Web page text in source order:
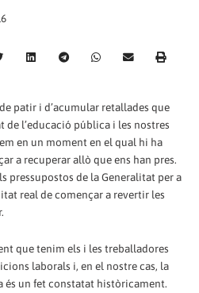
patir i d’acumular retallades que
de l’educació pública i les nostres
en un moment en el qual hi ha
a recuperar allò que ens han pres.
pressupostos de la Generalitat per a
real de començar a revertir les
que tenim els i les treballadores
laborals i, en el nostre cas, la
és un fet constatat històricament.